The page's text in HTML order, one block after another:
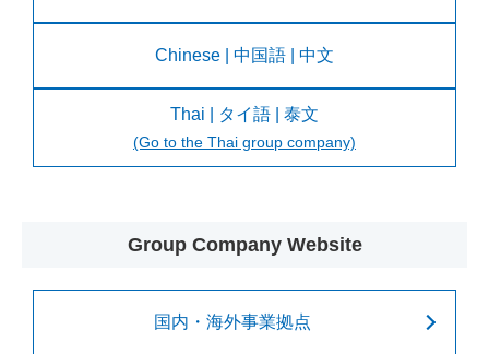
Chinese | 中国語 | 中文
Thai | タイ語 | 泰文
(Go to the Thai group company)
Group Company Website
国内・海外事業拠点